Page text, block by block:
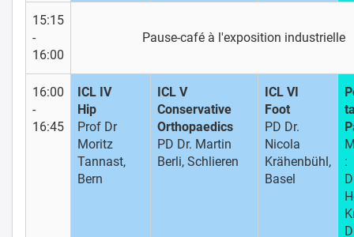
15:15
-
16:00
Pause-café à l'exposition industrielle
16:00
-
16:45
ICL IV
Hip
Prof Dr
Moritz
Tannast,
Bern
ICL V
Conservative
Orthopaedics
PD Dr. Martin
Berli, Schlieren
ICL VI
Foot
PD Dr.
Nicola
Krähenbühl,
Basel
: